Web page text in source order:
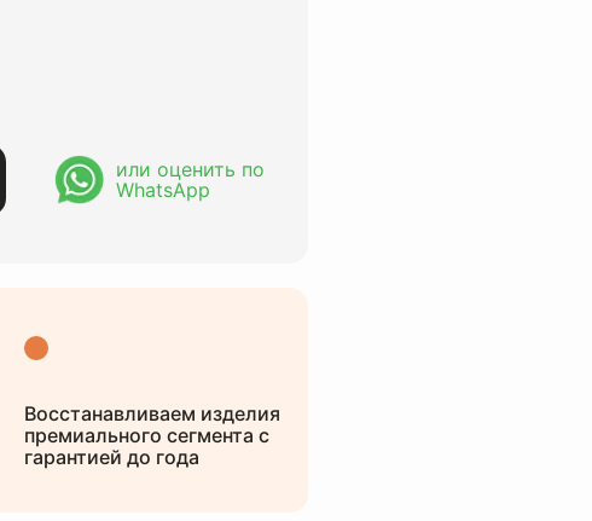
Восстанавливаем изделия
премиального сегмента с
гарантией до года
или оценить по
WhatsApp